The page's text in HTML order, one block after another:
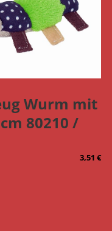
Wurm mit
80210 /
3,51€